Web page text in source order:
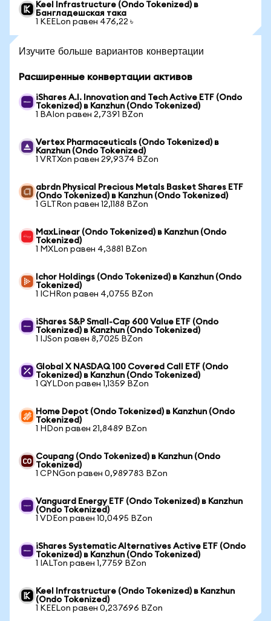
Keel Infrastructure (Ondo Tokenized) в
Бангладешская така
1 KEELon равен 476,22 ৳
Изучите больше вариантов конвертации
Расширенные конвертации активов
iShares A.I. Innovation and Tech Active ETF (Ondo
Tokenized) в Kanzhun (Ondo Tokenized)
1 BAIon равен 2,7391 BZon
Vertex Pharmaceuticals (Ondo Tokenized) в
Kanzhun (Ondo Tokenized)
1 VRTXon равен 29,9374 BZon
abrdn Physical Precious Metals Basket Shares ETF
(Ondo Tokenized) в Kanzhun (Ondo Tokenized)
1 GLTRon равен 12,1188 BZon
MaxLinear (Ondo Tokenized) в Kanzhun (Ondo
Tokenized)
1 MXLon равен 4,3881 BZon
Ichor Holdings (Ondo Tokenized) в Kanzhun (Ondo
Tokenized)
1 ICHRon равен 4,0755 BZon
iShares S&P Small-Cap 600 Value ETF (Ondo
Tokenized) в Kanzhun (Ondo Tokenized)
1 IJSon равен 8,7025 BZon
Global X NASDAQ 100 Covered Call ETF (Ondo
Tokenized) в Kanzhun (Ondo Tokenized)
1 QYLDon равен 1,1359 BZon
Home Depot (Ondo Tokenized) в Kanzhun (Ondo
Tokenized)
1 HDon равен 21,8489 BZon
Coupang (Ondo Tokenized) в Kanzhun (Ondo
Tokenized)
1 CPNGon равен 0,989783 BZon
Vanguard Energy ETF (Ondo Tokenized) в Kanzhun
(Ondo Tokenized)
1 VDEon равен 10,0495 BZon
iShares Systematic Alternatives Active ETF (Ondo
Tokenized) в Kanzhun (Ondo Tokenized)
1 IALTon равен 1,7759 BZon
Keel Infrastructure (Ondo Tokenized) в Kanzhun
(Ondo Tokenized)
1 KEELon равен 0,237696 BZon